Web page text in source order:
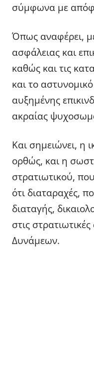
σύμφωνα με
Όπως αναφέρει,
ασφάλειας και
καθώς και τις
και το
αυξημένης
ακραίας
Και σημειώνει, η
ορθώς, και η
στρατιωτικού,
ότι διαταραχές,
διαταγής,
στις
Δυνάμεων.